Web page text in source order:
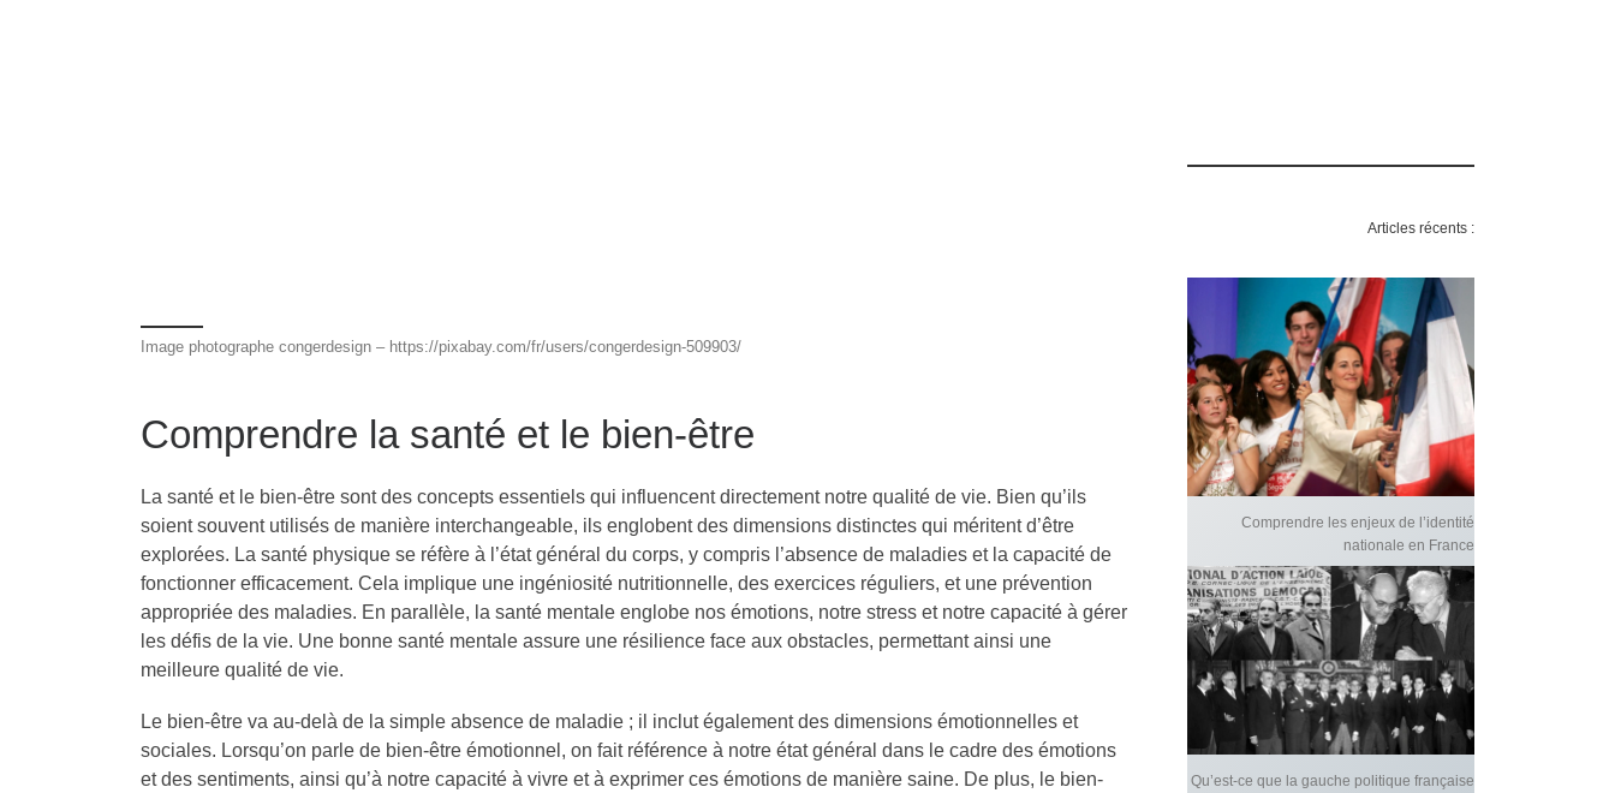
Image photographe congerdesign – https://pixabay.com/fr/users/congerdesign-509903/
Comprendre la santé et le bien-être
La santé et le bien-être sont des concepts essentiels qui influencent directement notre qualité de vie. Bien qu’ils
soient souvent utilisés de manière interchangeable, ils englobent des dimensions distinctes qui méritent d’être
explorées. La santé physique se réfère à l’état général du corps, y compris l’absence de maladies et la capacité de
fonctionner efficacement. Cela implique une ingéniosité nutritionnelle, des exercices réguliers, et une prévention
appropriée des maladies. En parallèle, la santé mentale englobe nos émotions, notre stress et notre capacité à gérer
les défis de la vie. Une bonne santé mentale assure une résilience face aux obstacles, permettant ainsi une
meilleure qualité de vie.
Le bien-être va au-delà de la simple absence de maladie ; il inclut également des dimensions émotionnelles et
sociales. Lorsqu’on parle de bien-être émotionnel, on fait référence à notre état général dans le cadre des émotions
et des sentiments, ainsi qu’à notre capacité à vivre et à exprimer ces émotions de manière saine. De plus, le bien-
Articles récents :
Comprendre les enjeux de l’identité
nationale en France
Qu’est-ce que la gauche politique française